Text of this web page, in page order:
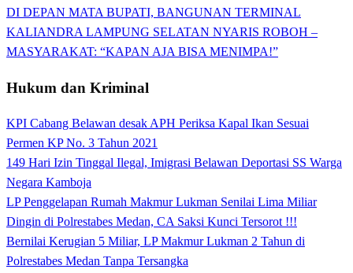
DI DEPAN MATA BUPATI, BANGUNAN TERMINAL
KALIANDRA LAMPUNG SELATAN NYARIS ROBOH –
MASYARAKAT: “KAPAN AJA BISA MENIMPA!”
Hukum dan Kriminal
KPI Cabang Belawan desak APH Periksa Kapal Ikan Sesuai
Permen KP No. 3 Tahun 2021
149 Hari Izin Tinggal Ilegal, Imigrasi Belawan Deportasi SS Warga
Negara Kamboja
LP Penggelapan Rumah Makmur Lukman Senilai Lima Miliar
Dingin di Polrestabes Medan, CA Saksi Kunci Tersorot !!!
Bernilai Kerugian 5 Miliar, LP Makmur Lukman 2 Tahun di
Polrestabes Medan Tanpa Tersangka